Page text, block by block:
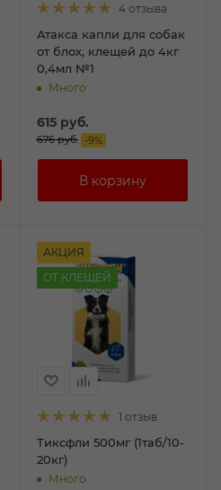
4 отзыва
Атакса капли для собак
от блох, клещей до 4кг
0,4мл №1
Много
615руб.
676руб. -9%
АКЦИЯ
ОТ КЛЕЩЕЙ
1 отзыв
Тиксфли 500мг (1таб/10-
20кг)
Много